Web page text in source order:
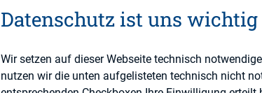
Themengebiet
Datenschutz ist uns wichtig
Wir setzen auf dieser Webseite technisch
nutzen wir die unten aufgelisteten technisch nicht